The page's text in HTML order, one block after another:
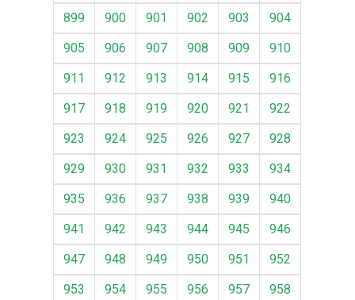
899
900 901 902 903
904
905
906 907 908 909
910
911
912 913 914 915
916
917
918 919 920 921
922
923
924 925 926 927
928
929
930 931 932 933
934
935
936 937 938 939
940
941
942 943 944 945
946
947
948 949 950 951
952
953
954 955 956 957
958